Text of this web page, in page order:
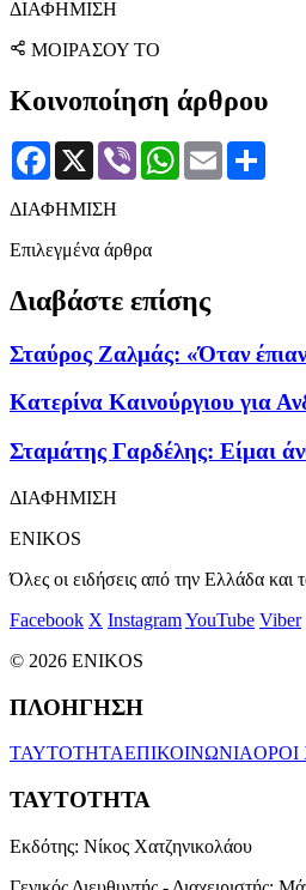
ΔΙΑΦΗΜΙΣΗ
ΜΟΙΡΑΣΟΥ ΤΟ
Κοινοποίηση άρθρου
Facebook
X Viber WhatsApp
Email
ΔΙΑΦΗΜΙΣΗ
Επιλεγμένα άρθρα
Διαβάστε επίσης
Σταύρος Ζαλμάς: «Όταν
Κατερίνα Καινούργιου για
Σταμάτης Γαρδέλης: Είμαι
ΔΙΑΦΗΜΙΣΗ
ENIKOS
Όλες οι ειδήσεις από την Ελλάδα
Facebook X InstagramYouTube Viber
© 2026 ENIKOS
ΠΛΟΗΓΗΣΗ
ΤΑΥΤΟΤΗΤΑΕΠΙΚΟΙΝΩΝΙΑΟΡΟΙ
ΤΑΥΤΟΤΗΤΑ
Εκδότης: Νίκος Χατζηνικολάου